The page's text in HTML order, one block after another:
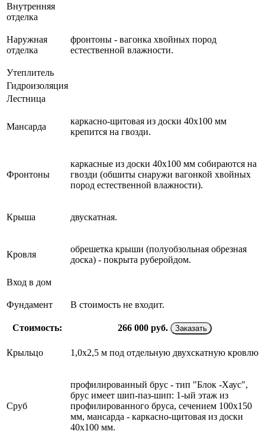
Внутренняя
отделка
Наружная
отделка
фронтоны - вагонка хвойных пород
естественной влажности.
Утеплитель
Гидроизоляция
Лестница
Мансарда
каркасно-щитовая из доски 40х100 мм
крепится на гвозди.
Фронтоны
каркасные из доски 40х100 мм собираются на
гвозди (обшиты снаружи вагонкой хвойных
пород естественной влажности).
Крыша двускатная.
Кровля
обрешетка крыши (полуобзольная обрезная
доска) - покрыта руберойдом.
Вход в дом
Фундамент В стоимость не входит.
Стоимость: 266 000руб. Заказать
Крыльцо 1,0х2,5 м под отдельную двухскатную кровлю
Сруб
профилированный брус - тип "Блок -Хаус",
брус имеет шип-паз-шип: 1-ый этаж из
профилированного бруса, сечением 100х150
мм, мансарда - каркасно-щитовая из доски
40х100 мм.